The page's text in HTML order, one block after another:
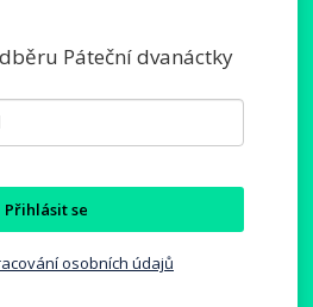
Páteční dvanáctky
Přihlásit se
osobních údajů